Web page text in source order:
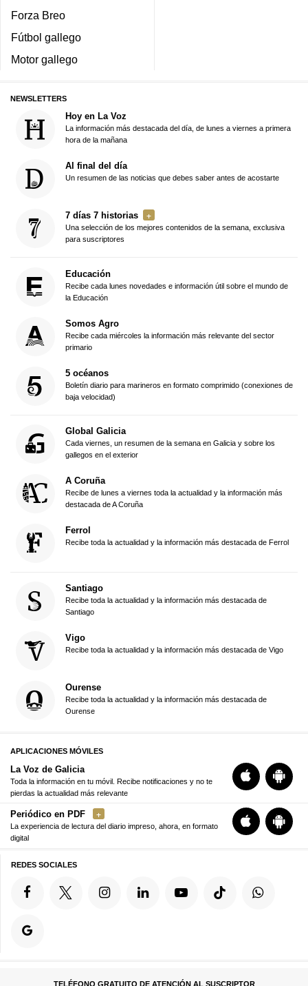
Forza Breo
Fútbol gallego
Motor gallego
NEWSLETTERS
Hoy en La Voz
La información más destacada del día, de lunes a viernes a primera
hora de la mañana
Al final del día
Un resumen de las noticias que debes saber antes de acostarte
7 días 7 historias
Una selección de los mejores contenidos de la semana, exclusiva
para suscriptores
Educación
Recibe cada lunes novedades e información útil sobre el mundo de
la Educación
Somos Agro
Recibe cada miércoles la información más relevante del sector
primario
5 océanos
Boletín diario para marineros en formato comprimido (conexiones de
baja velocidad)
Global Galicia
Cada viernes, un resumen de la semana en Galicia y sobre los
gallegos en el exterior
A Coruña
Recibe de lunes a viernes toda la actualidad y la información más
destacada de A Coruña
Ferrol
Recibe toda la actualidad y la información más destacada de Ferrol
Santiago
Recibe toda la actualidad y la información más destacada de
Santiago
Vigo
Recibe toda la actualidad y la información más destacada de Vigo
Ourense
Recibe toda la actualidad y la información más destacada de
Ourense
APLICACIONES MÓVILES
La Voz de Galicia
Toda la información en tu móvil. Recibe notificaciones y no te
pierdas la actualidad más relevante
Periódico en PDF
La experiencia de lectura del diario impreso, ahora, en formato
digital
REDES SOCIALES
TELÉFONO GRATUITO DE ATENCIÓN AL SUSCRIPTOR